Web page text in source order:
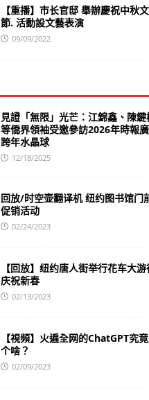
【重播】市长官邸 舉辦慶祝中秋
節. 活動設文藝表演
09/09/2022
見證「無限」光芒：江錦鑫、陳鍵
等僑界領袖受邀參訪2026年時報
跨年水晶球
12/18/2025
回放/时空壶翻译机 纽约图书馆门
促销活动
02/24/2023
【回放】纽约唐人街举行花车大游
庆祝新春
02/13/2023
【視頻】火遍全网的ChatGPT究
个啥？
02/09/2023